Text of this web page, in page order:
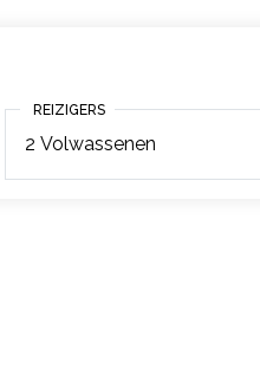
REIZIGERS
2 Volwassenen
REIZIGERS